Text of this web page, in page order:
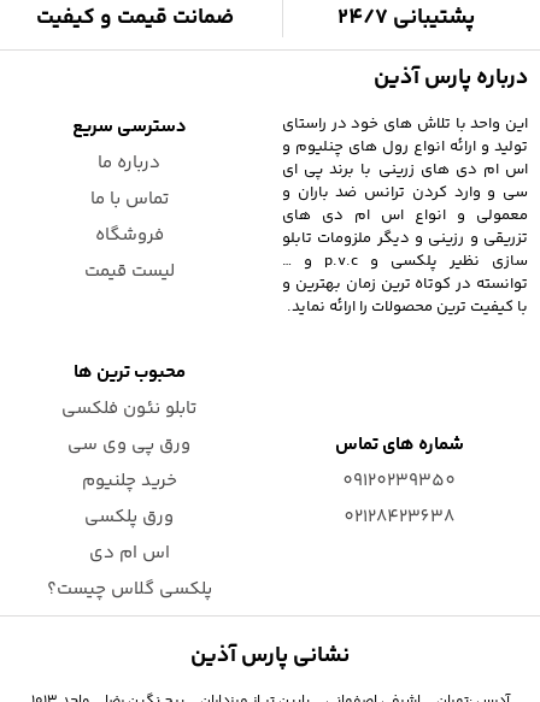
پشتیبانی 24/7
ضمانت قیمت و کیفیت
درباره پارس آذین
این واحد با تلاش های خود در راستای
تولید و ارائه انواع رول های چنلیوم و
اس ام دی های زرینی با برند پی ای
سی و وارد کردن ترانس ضد باران و
معمولی و انواع اس ام دی های
تزریقی و رزینی و دیگر ملزومات تابلو
سازی نظیر پلکسی و p.v.c و …
توانسته در کوتاه ترین زمان بهترین و
با کیفیت ترین محصولات را ارائه نماید.
دسترسی سریع
درباره ما
تماس با ما
فروشگاه
لیست قیمت
شماره های تماس
09120239350
02128423638
محبوب ترین ها
تابلو نئون فلکسی
ورق پی وی سی
خرید چلنیوم
ورق پلکسی
اس ام دی
پلکسی گلاس چیست؟
نشانی پارس آذین